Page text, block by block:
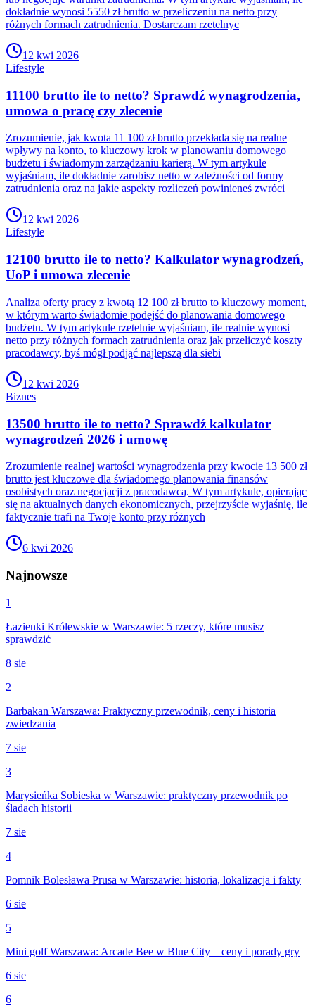
dokładnie wynosi 5550 zł brutto w przeliczeniu na netto przy
różnych formach zatrudnienia. Dostarczam rzetelnyc
12 kwi 2026
Lifestyle
11100 brutto ile to netto? Sprawdź wynagrodzenia,
umowa o pracę czy zlecenie
Zrozumienie, jak kwota 11 100 zł brutto przekłada się na realne
wpływy na konto, to kluczowy krok w planowaniu domowego
budżetu i świadomym zarządzaniu karierą. W tym artykule
wyjaśniam, ile dokładnie zarobisz netto w zależności od formy
zatrudnienia oraz na jakie aspekty rozliczeń powinieneś zwróci
12 kwi 2026
Lifestyle
12100 brutto ile to netto? Kalkulator wynagrodzeń,
UoP i umowa zlecenie
Analiza oferty pracy z kwotą 12 100 zł brutto to kluczowy moment,
w którym warto świadomie podejść do planowania domowego
budżetu. W tym artykule rzetelnie wyjaśniam, ile realnie wynosi
netto przy różnych formach zatrudnienia oraz jak przeliczyć koszty
pracodawcy, byś mógł podjąć najlepszą dla siebi
12 kwi 2026
Biznes
13500 brutto ile to netto? Sprawdź kalkulator
wynagrodzeń 2026 i umowę
Zrozumienie realnej wartości wynagrodzenia przy kwocie 13 500 zł
brutto jest kluczowe dla świadomego planowania finansów
osobistych oraz negocjacji z pracodawcą. W tym artykule, opierając
się na aktualnych danych ekonomicznych, przejrzyście wyjaśnię, ile
faktycznie trafi na Twoje konto przy różnych
6 kwi 2026
Najnowsze
1
Łazienki Królewskie w Warszawie: 5 rzeczy, które musisz
sprawdzić
8 sie
2
Barbakan Warszawa: Praktyczny przewodnik, ceny i historia
zwiedzania
7 sie
3
Marysieńka Sobieska w Warszawie: praktyczny przewodnik po
śladach historii
7 sie
4
Pomnik Bolesława Prusa w Warszawie: historia, lokalizacja i fakty
6 sie
5
Mini golf Warszawa: Arcade Bee w Blue City – ceny i porady gry
6 sie
6